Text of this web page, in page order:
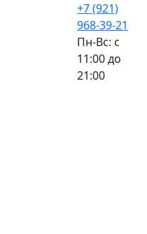
+7 (921)
968-39-21
Пн-Вс: c
11:00 до
21:00